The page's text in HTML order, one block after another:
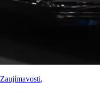
Zaujímavosti,